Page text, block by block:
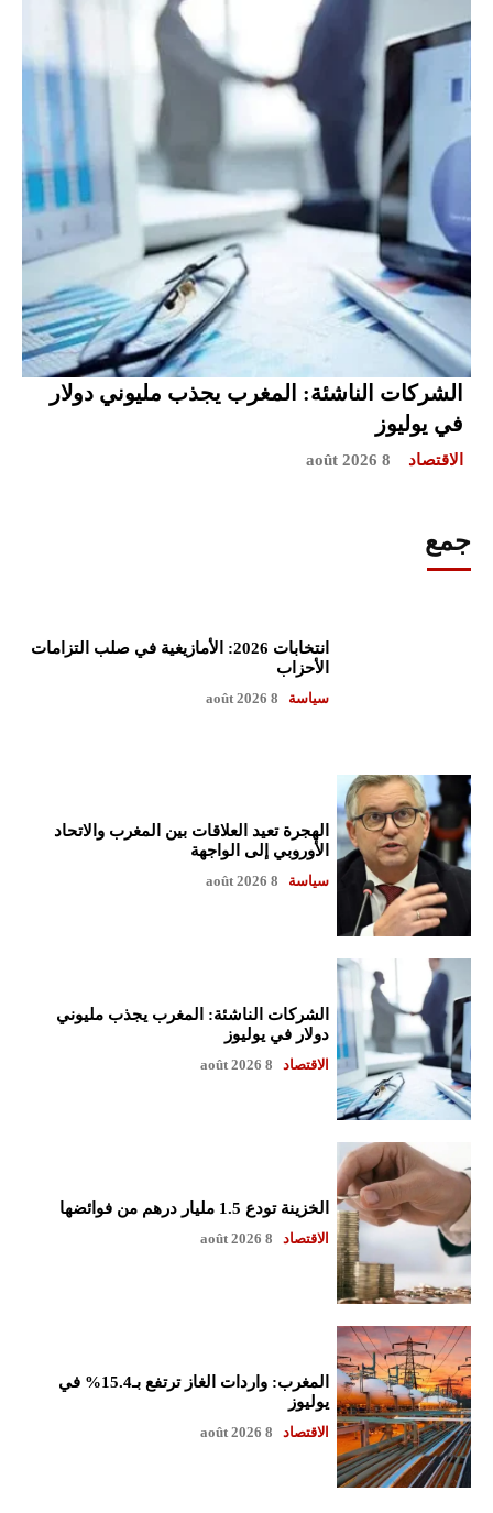
الشركات الناشئة: المغرب يجذب مليوني دولار
في يوليوز
الاقتصاد 8 août 2026
جمع
انتخابات 2026: الأمازيغية في صلب التزامات
الأحزاب
سياسة 8 août 2026
الهجرة تعيد العلاقات بين المغرب والاتحاد
الأوروبي إلى الواجهة
سياسة 8 août 2026
الشركات الناشئة: المغرب يجذب مليوني
دولار في يوليوز
الاقتصاد 8 août 2026
الخزينة تودع 1.5 مليار درهم من فوائضها
الاقتصاد 8 août 2026
المغرب: واردات الغاز ترتفع بـ15.4% في
يوليوز
الاقتصاد 8 août 2026